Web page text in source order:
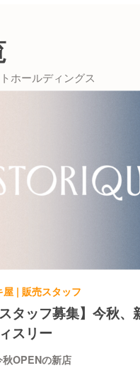
たまちゃん 渋谷スクラ
ウルフルな時間をお過
ホールディングス
| 販売スタッフ
タッフ募集】今秋、
スリー
OPENの新店